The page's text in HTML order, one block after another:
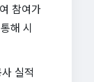
참여가
해 시
실적